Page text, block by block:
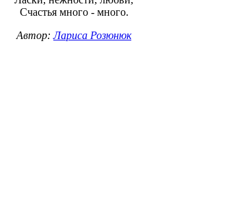
Счастья много - много.
Автор:Лариса Розюнюк